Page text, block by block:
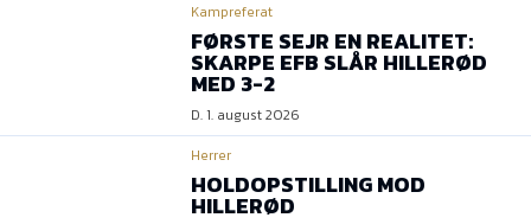
Kampreferat
FØRSTE SEJR EN REALITET:
SKARPE EFB SLÅR HILLERØD
MED 3-2
D. 1. august 2026
Herrer
HOLDOPSTILLING MOD
HILLERØD